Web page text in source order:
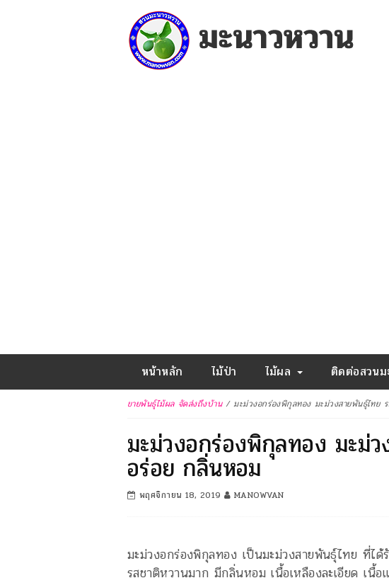
หน้าหลัก ไม้ป่า ไม้ผล ติดต่อสวนม
ขายพันธุ์ไม้ผล จัดส่งถึงบ้าน/มะม่วงอกร่องพิกุลทอง มะม่วงสายพันธุ์ไทย
มะม่วงอกร่องพิกุลทอง มะม่
อร่อย กลิ่นหอม
พฤศจิกายน 18, 2019 MANOWVAN
มะม่วงอกร่องพิกุลทอง เป็นมะม่วงสายพันธุ์ไทย ที่ไ
รสชาติหวานมาก มีกลิ่นหอม เนื้อเหลืองละเอียด เนื้